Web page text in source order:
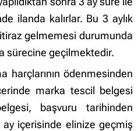
ilanda kalırlar. Bu 3 aylık
gelmemesi durumunda
sürecine geçilmektedir.
harçlarının ödenmesinden
marka tescil belgesi
başvuru tarihinden
içerisinde elinize geçmiş